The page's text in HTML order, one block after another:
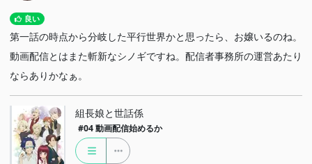
良い
第一話の時点から分岐した平行世界かと思ったら、お嬢いるのね。
動画配信とはまた斬新なシノギですね。配信者事務所の運営あたり
ならありかなぁ。
組長娘と世話係
#04 動画配信始めるか